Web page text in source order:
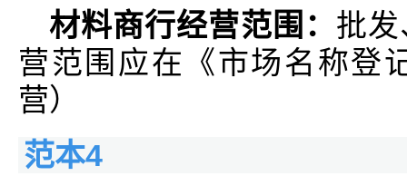
材料商行经营范围： 批
营范围应在《市场名称登
营）
范本4